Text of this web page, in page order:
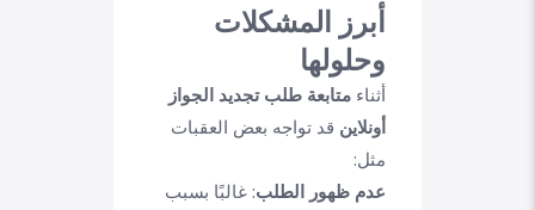
أبرز المشكلات
وحلولها
أثناء متابعة طلب تجديد الجواز
أونلاين قد تواجه بعض العقبات
مثل:
عدم ظهور الطلب: غالبًا بسبب